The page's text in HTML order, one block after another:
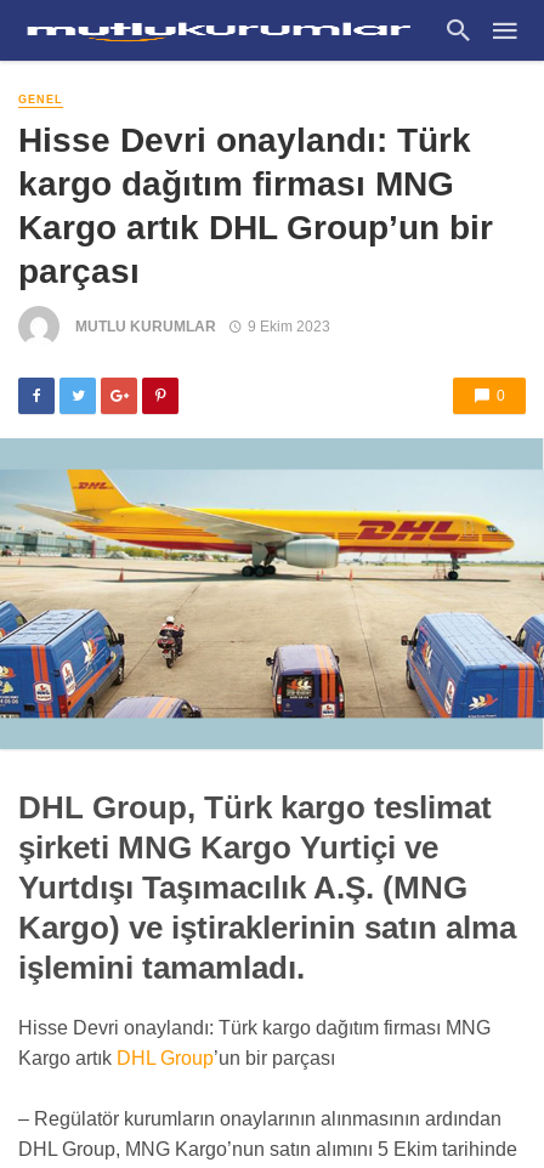
GENEL
Hisse Devri onaylandı: Türk
kargo dağıtım firması MNG
Kargo artık DHL Group’un bir
parçası
MUTLU KURUMLAR 9 Ekim 2023
0
DHL Group, Türk kargo teslimat
şirketi MNG Kargo Yurtiçi ve
Yurtdışı Taşımacılık A.Ş. (MNG
Kargo) ve iştiraklerinin satın alma
işlemini tamamladı.
Hisse Devri onaylandı: Türk kargo dağıtım firması MNG
Kargo artık DHL Group’un bir parçası
– Regülatör kurumların onaylarının alınmasının ardından
DHL Group, MNG Kargo’nun satın alımını 5 Ekim tarihinde